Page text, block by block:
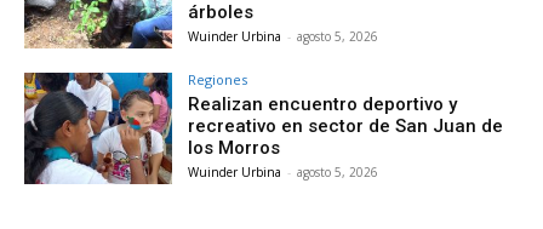
árboles
Wuinder Urbina - agosto 5, 2026
Regiones
Realizan encuentro deportivo y
recreativo en sector de San Juan de
los Morros
Wuinder Urbina - agosto 5, 2026